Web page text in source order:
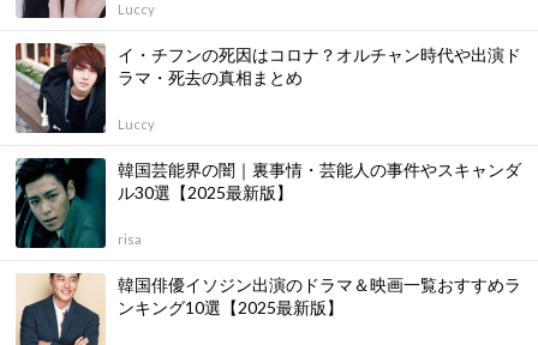
Luccy
イ・チフンの死因はコロナ？オルチャン時代や出演ド
ラマ・死去の真相まとめ
Luccy
韓国芸能界の闇｜裏事情・芸能人の事件やスキャンダ
ル30選【2025最新版】
risa
韓国俳優イソジン出演のドラマ＆映画一覧おすすめラ
ンキング10選【2025最新版】